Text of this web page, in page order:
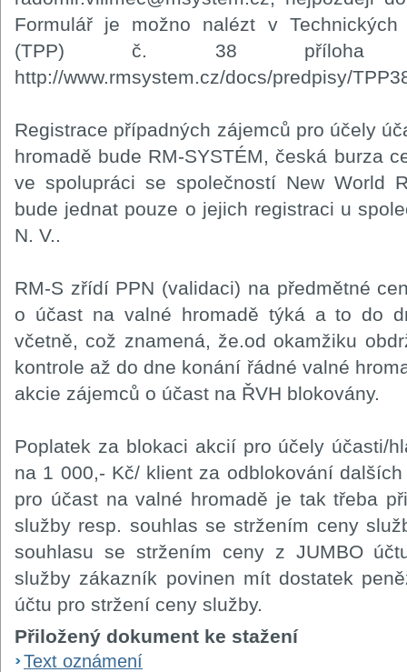
Formulář je možno nalézt v Technických
(TPP) č. 38
http://www.rmsystem.cz/docs/predpisy/
Registrace případných zájemců pro účely
hromadě bude RM-SYSTÉM, česká burza
ve spolupráci se společností New World
bude jednat pouze o jejich registraci u
N. V..
RM-S zřídí PPN (validaci) na předmětné
o účast na valné hromadě týká a to do
včetně, což znamená, že.od okamžiku
kontrole až do dne konání řádné valné
akcie zájemců o účast na ŘVH blokovány.
Poplatek za blokaci akcií pro účely účasti/
na 1 000,- Kč/ klient za odblokování
pro účast na valné hromadě je tak třeba
služby resp. souhlas se stržením ceny
souhlasu se stržením ceny z JUMBO
služby zákazník povinen mít dostatek
účtu pro stržení ceny služby.
Přiložený dokument ke stažení
Text oznámení